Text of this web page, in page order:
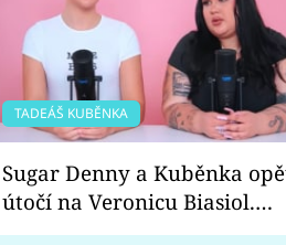
TADEÁŠ KUBĚNKA
Sugar Denny a Kuběnka
útočí na Veronicu Biasiol.
Proč je podle nich falešná a